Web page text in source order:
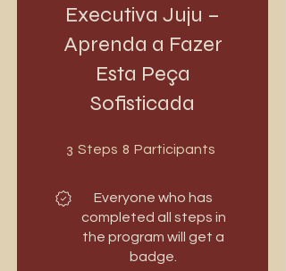
Executiva Juju –
Aprenda a Fazer
Esta Peça
Sofisticada
3 Steps 3 Steps
8 Participants
Everyone who has
completed all steps in
the program will get a
badge.